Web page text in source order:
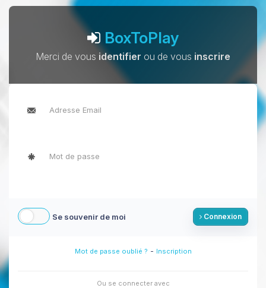
BoxToPlay
Merci de vous identifier ou de vous inscrire
Se souvenir de moi Connexion
Mot de passe oublié ? - Inscription
Ou se connecter avec